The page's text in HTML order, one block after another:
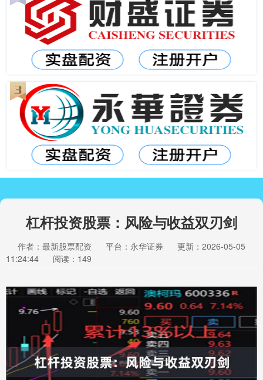
杠杆投资股票：风险与收益双刃剑
作者：最新股票配资 平台：永华证券
更新：2026-05-05
11:24:44
阅读：149